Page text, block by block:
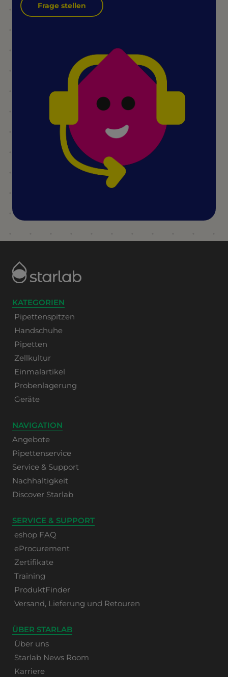
Frage stellen
KATEGORIEN
Pipettenspitzen
Handschuhe
Pipetten
Zellkultur
Einmalartikel
Probenlagerung
Geräte
NAVIGATION
Angebote
Pipettenservice
Service & Support
Nachhaltigkeit
Discover Starlab
SERVICE & SUPPORT
eshop FAQ
eProcurement
Zertifikate
Training
ProduktFinder
Versand, Lieferung und Retouren
ÜBER STARLAB
Über uns
Starlab News Room
Karriere